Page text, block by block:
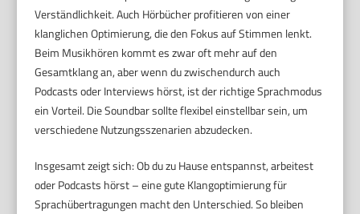
Verständlichkeit. Auch Hörbücher profitieren von einer
klanglichen Optimierung, die den Fokus auf Stimmen lenkt.
Beim Musikhören kommt es zwar oft mehr auf den
Gesamtklang an, aber wenn du zwischendurch auch
Podcasts oder Interviews hörst, ist der richtige Sprachmodus
ein Vorteil. Die Soundbar sollte flexibel einstellbar sein, um
verschiedene Nutzungsszenarien abzudecken.
Insgesamt zeigt sich: Ob du zu Hause entspannst, arbeitest
oder Podcasts hörst – eine gute Klangoptimierung für
Sprachübertragungen macht den Unterschied. So bleiben